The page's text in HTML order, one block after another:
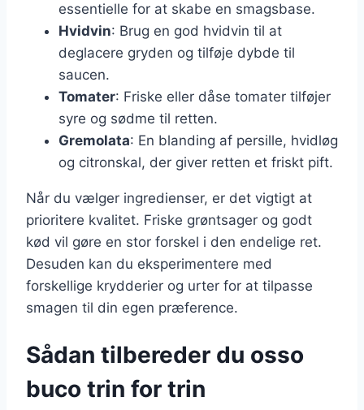
essentielle for at skabe en smagsbase.
Hvidvin: Brug en god hvidvin til at
deglacere gryden og tilføje dybde til
saucen.
Tomater: Friske eller dåse tomater tilføjer
syre og sødme til retten.
Gremolata: En blanding af persille, hvidløg
og citronskal, der giver retten et friskt pift.
Når du vælger ingredienser, er det vigtigt at
prioritere kvalitet. Friske grøntsager og godt
kød vil gøre en stor forskel i den endelige ret.
Desuden kan du eksperimentere med
forskellige krydderier og urter for at tilpasse
smagen til din egen præference.
Sådan tilbereder du osso
buco trin for trin